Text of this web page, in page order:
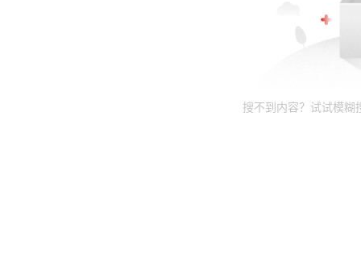
搜不到内容？试试模糊